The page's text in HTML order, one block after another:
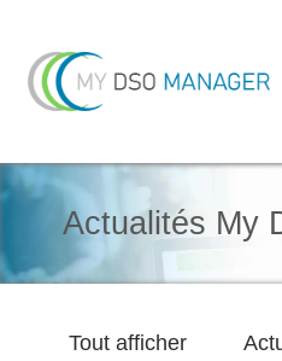
Actualités My
Tout afficher